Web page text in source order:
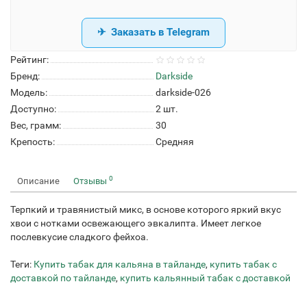
Рейтинг:
Бренд:
Darkside
Модель:
darkside-026
Доступно:
2 шт.
Вес, грамм:
30
Крепость:
Средняя
Заказать в Telegram
Описание Отзывы 0
Терпкий и травянистый микс, в основе которого яркий вкус
хвои с нотками освежающего эвкалипта. Имеет легкое
послевкусие сладкого фейхоа.
Теги: Купить табак для кальяна в тайланде, купить табак с
доставкой по тайланде, купить кальянный табак с доставкой